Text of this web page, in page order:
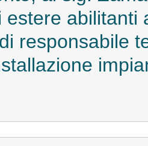
estere abilitanti
responsabile